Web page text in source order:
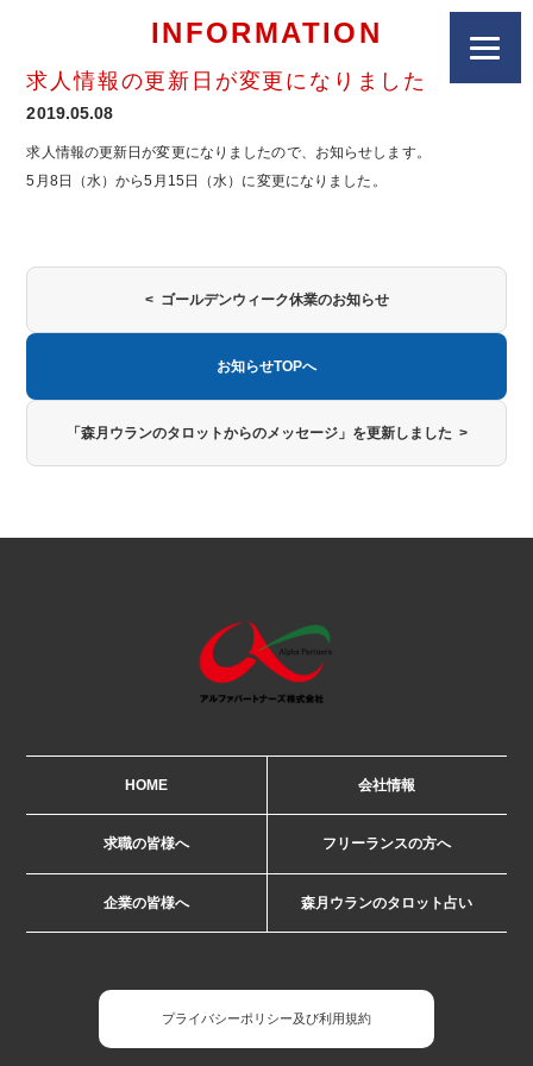
INFORMATION
求人情報の更新日が変更になりました
2019.05.08
求人情報の更新日が変更になりましたので、お知らせします。
5月8日（水）から5月15日（水）に変更になりました。
< ゴールデンウィーク休業のお知らせ
お知らせTOPへ
「森月ウランのタロットからのメッセージ」を更新しました >
HOME 会社情報
求職の皆様へ フリーランスの方へ
企業の皆様へ 森月ウランのタロット占い
プライバシーポリシー及び利用規約